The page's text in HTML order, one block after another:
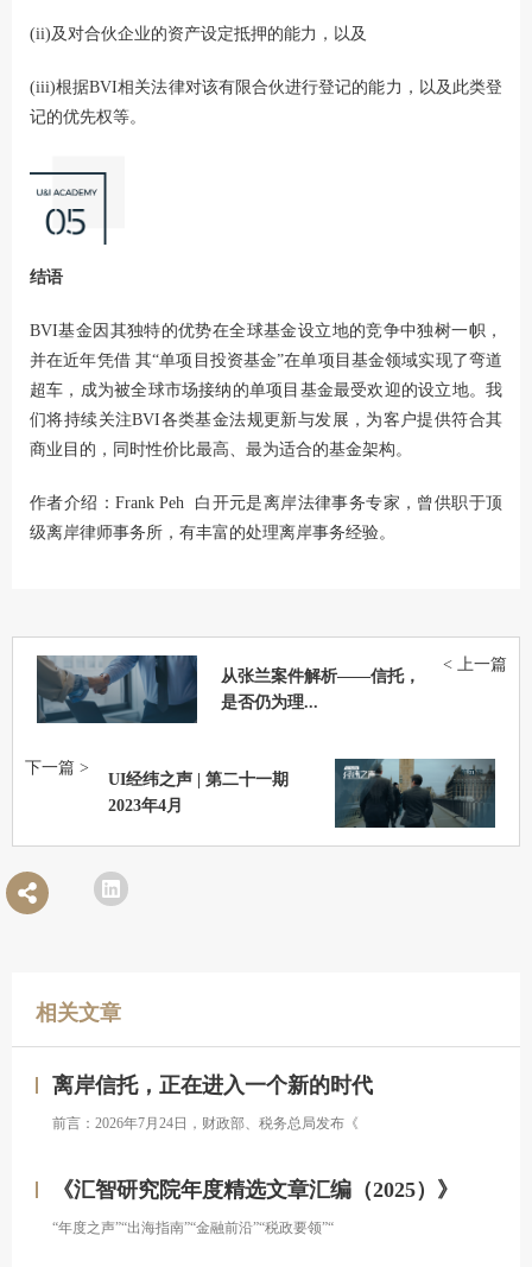
(ii)及对合伙企业的资产设定抵押的能力，以及
(iii)根据BVI相关法律对该有限合伙进行登记的能力，以及此类登
记的优先权等。
结语
BVI基金因其独特的优势在全球基金设立地的竞争中独树一帜，
并在近年凭借 其“单项目投资基金”在单项目基金领域实现了弯道
超车，成为被全球市场接纳的单项目基金最受欢迎的设立地。我
们将持续关注BVI各类基金法规更新与发展，为客户提供符合其
商业目的，同时性价比最高、最为适合的基金架构。
作者介绍：Frank Peh 白开元是离岸法律事务专家，曾供职于顶
级离岸律师事务所，有丰富的处理离岸事务经验。
从张兰案件解析——信托，
是否仍为理...
< 上一篇
UI经纬之声 | 第二十一期
2023年4月
下一篇 >
相关文章
离岸信托，正在进入一个新的时代
前言：2026年7月24日，财政部、税务总局发布《
《汇智研究院年度精选文章汇编（2025）》
“年度之声”“出海指南”“金融前沿”“税政要领”“